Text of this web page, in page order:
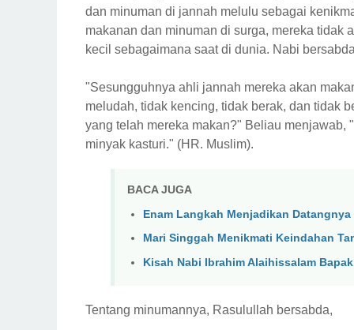
dan minuman di jannah melulu sebagai
makanan dan minuman di surga, mereka tidak
kecil sebagaimana saat di dunia. Nabi
"Sesungguhnya ahli jannah mereka akan
meludah, tidak kencing, tidak berak, dan tidak
yang telah mereka makan?" Beliau menjawab,
minyak kasturi." (HR. Muslim).
BACA JUGA
Enam Langkah Menjadikan
Mari Singgah Menikmati Keindahan
Kisah Nabi Ibrahim Alaihissalam
Tentang minumannya, Rasulullah bersabda,